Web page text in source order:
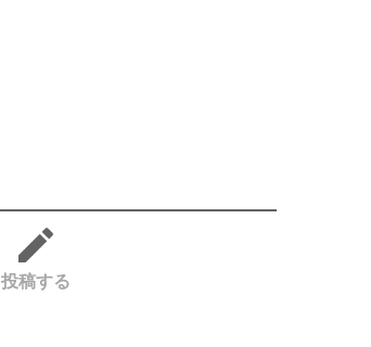
投稿する